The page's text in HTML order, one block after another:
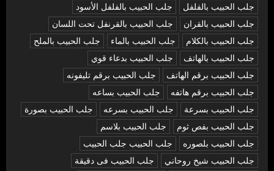
جلب الحبيب بالفلفل
جلب الحبيب بالفلفل الأسود
جلب الحبيب بالقران
جلب الحبيب بالقرنفل تحت اللسان
جلب الحبيب بالكلام
جلب الحبيب بالماء
جلب الحبيب بالملح
جلب الحبيب بالهاتف
جلب الحبيب بدعاء قوي
جلب الحبيب برقم الهاتف
جلب الحبيب برقم تليفونه
جلب الحبيب برقم هاتفه
جلب الحبيب بساعه
جلب الحبيب بسرعة
جلب الحبيب بسرعه
جلب الحبيب بصورة
جلب الحبيب بفص ثوم
جلب الحبيب بلاسم
جلب الحبيب بلصوره
جلب الحبيب جلب الحبيب
جلب الحبيب شيخ روحاني
جلب الحبيب فى دقيقة